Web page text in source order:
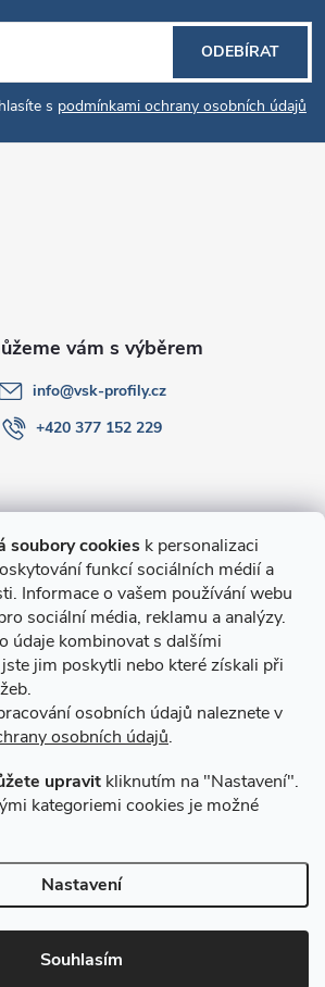
soubory cookies k personalizaci
funkcí sociálních médií a
Informace o vašem používání webu
sociální média, reklamu a analýzy.
údaje kombinovat s dalšími
jim poskytli nebo které získali při
osobních údajů naleznete v
osobních údajů.
upravit kliknutím na "Nastavení".
kategoriemi cookies je možné
Nastavení
Souhlasím
s podmínkami ochrany osobních údajů
ODEBÍRAT
Alusic
info@vsk-profily.cz
+420 377 152 229
dopravy
VSK Profily. Všechna práva vyhrazena.